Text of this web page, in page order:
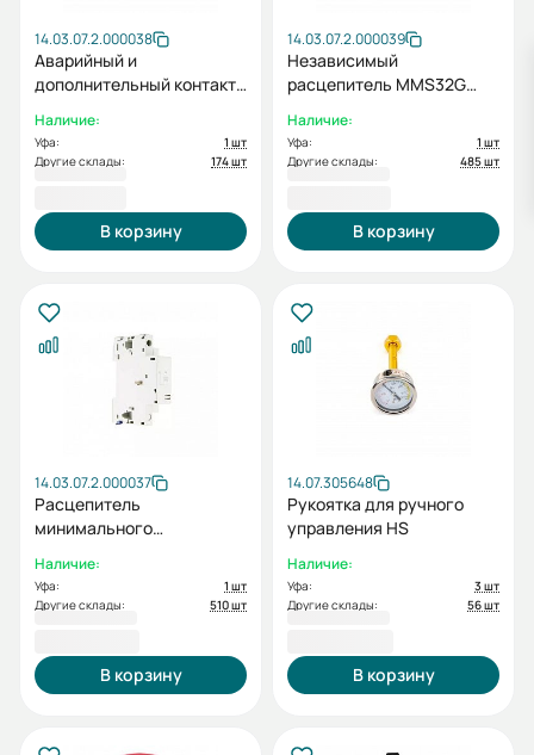
14.03.07.2.000038
Аварийный и
дополнительный контакт
1NO(авар.), 1NO(доп.)
лев. (ESQ)
Наличие:
Уфа:
1 шт
Другие склады:
174 шт
В корзину
14.03.07.2.000039
Независимый
расцепитель MMS32G
Наличие:
Уфа:
1 шт
Другие склады:
485 шт
В корзину
14.03.07.2.000037
Расцепитель
минимального
AC 220V прав. (ESQ)
Наличие:
Уфа:
1 шт
Другие склады:
510 шт
В корзину
14.07.305648
Рукоятка для ручного
управления HS
Наличие:
Уфа:
3 шт
Другие склады:
56 шт
В корзину